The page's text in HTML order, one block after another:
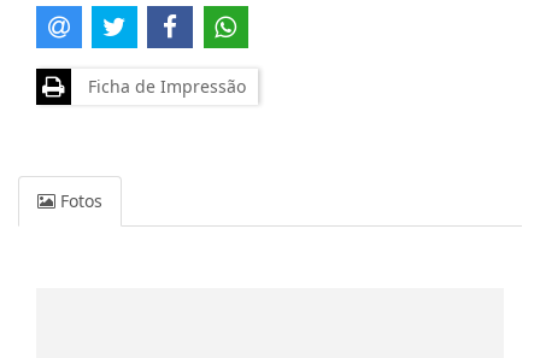
Ficha de Impressão
Fotos